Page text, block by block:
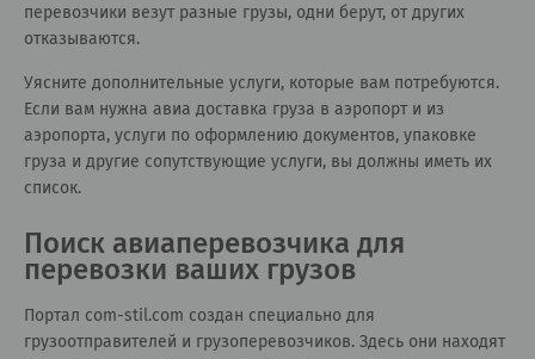
перевозчики везут разные грузы, одни берут, от других
отказываются.
Уясните дополнительные услуги, которые вам потребуются.
Если вам нужна авиа доставка груза в аэропорт и из
аэропорта, услуги по оформлению документов, упаковке
груза и другие сопутствующие услуги, вы должны иметь их
список.
Поиск авиаперевозчика для
перевозки ваших грузов
Портал сom-stil.com создан специально для
грузоотправителей и грузоперевозчиков. Здесь они находят